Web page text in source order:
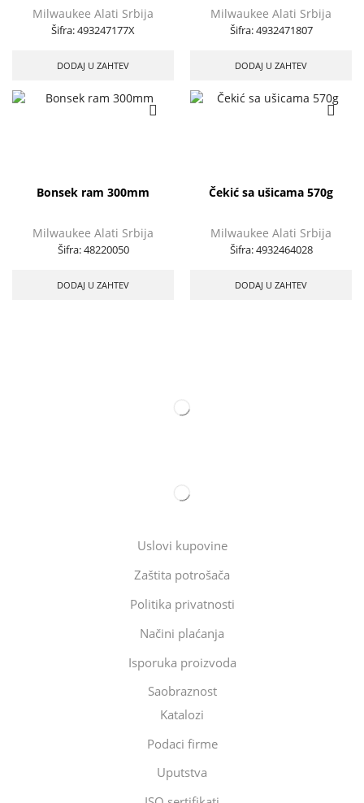
Milwaukee Alati Srbija
Šifra:493247177X
DODAJ U ZAHTEV
Milwaukee Alati Srbija
Šifra:4932471807
DODAJ U ZAHTEV
Bonsek ram 300mm
Milwaukee Alati Srbija
Šifra:48220050
DODAJ U ZAHTEV
Čekić sa ušicama 570g
Milwaukee Alati Srbija
Šifra:4932464028
DODAJ U ZAHTEV
Uslovi kupovine
Zaštita potrošača
Politika privatnosti
Načini plaćanja
Isporuka proizvoda
Saobraznost
Katalozi
Podaci firme
Uputstva